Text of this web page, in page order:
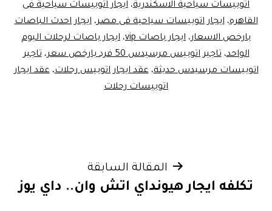
اتوبيسات سياحية الاسكندرية، ايجار اتوبيسات سياحية فى
القاهره،ايجار اتوبيسات سياحية فى مصر،ايجار احدث الباصات
بارخص الاسعار، ايجار باصات vip ، ايجار باصات لرحلات اليوم
الواحد،تاجير اتوبيس مرسيدس 50 فرد بارخص سعر ،تاجير
اتوبيسات مرسيدس حديثة،عقد ايجار اتوبيس رحلات،عقد ايجار
اتوبيسات رحلات
المقالات
المقالة السابقة
تكلفه ايجار هيونداي اتش وان.. داي يوز